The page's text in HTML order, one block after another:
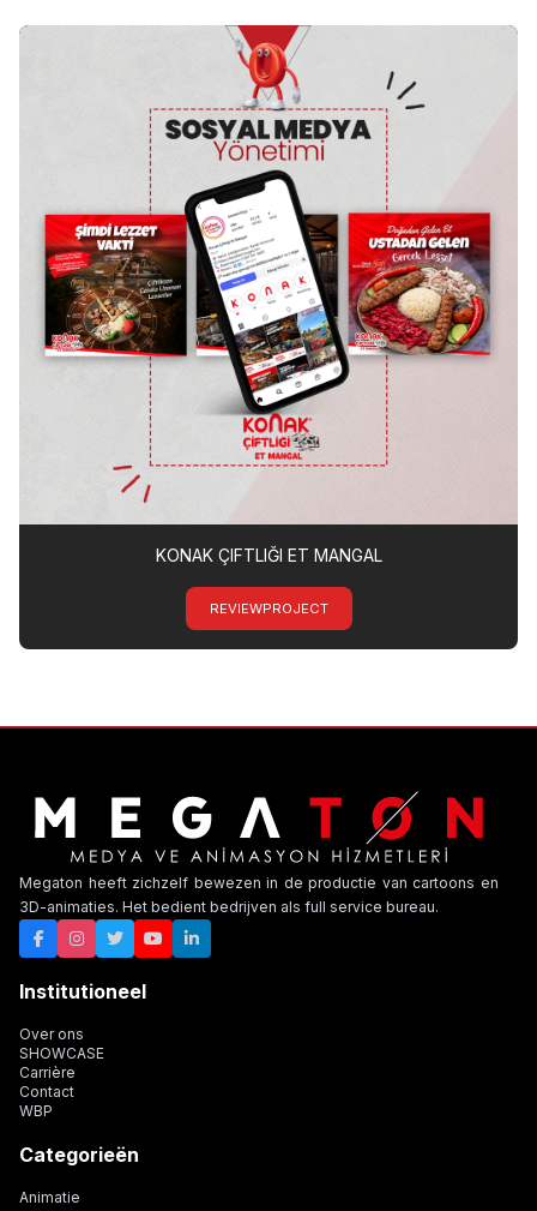
KONAK ÇIFTLIĞI ET MANGAL
REVIEWPROJECT
Megaton heeft zichzelf bewezen in de productie van cartoons en
3D-animaties. Het bedient bedrijven als full service bureau.
Institutioneel
Over ons
SHOWCASE
Carrière
Contact
WBP
Categorieën
Animatie